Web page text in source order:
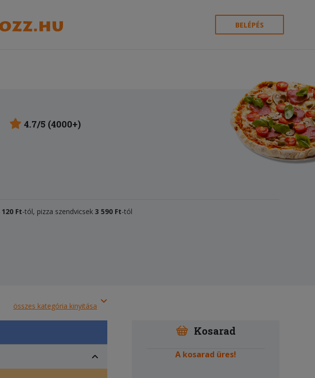
BELÉPÉS
4.7/5 (4000+)
120 Ft-tól, pizza szendvicsek 3 590 Ft-tól
összes kategória kinyitása
Kosarad
A kosarad üres!